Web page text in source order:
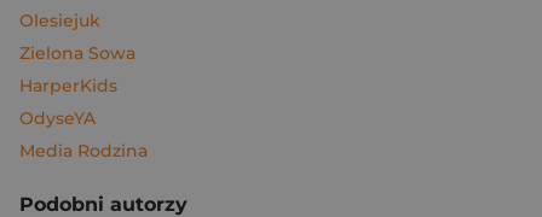
Olesiejuk
Zielona Sowa
HarperKids
OdyseYA
Media Rodzina
Podobni autorzy